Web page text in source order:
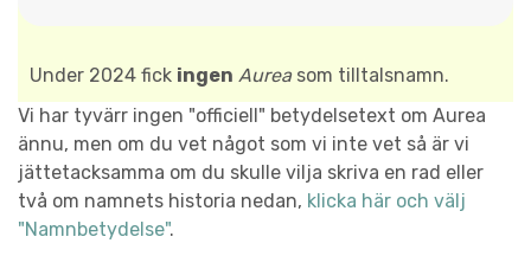
Under 2024 fick ingen Aureasom tilltalsnamn.
Vi har tyvärr ingen "officiell" betydelsetext om Aurea
ännu, men om du vet något som vi inte vet så är vi
jättetacksamma om du skulle vilja skriva en rad eller
två om namnets historia nedan, klicka här och välj
"Namnbetydelse".